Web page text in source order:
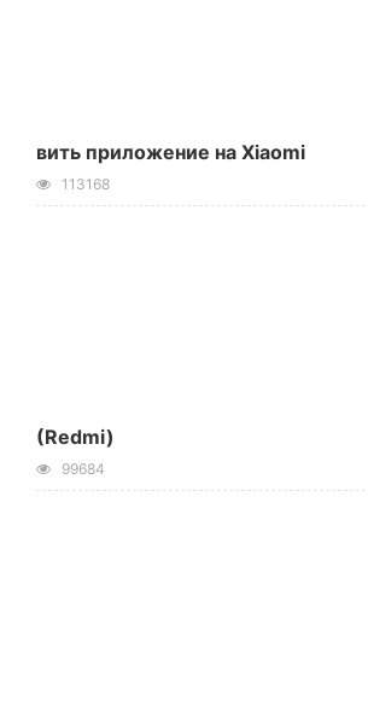
вить приложение на Xiaomi
113168
(Redmi)
99684